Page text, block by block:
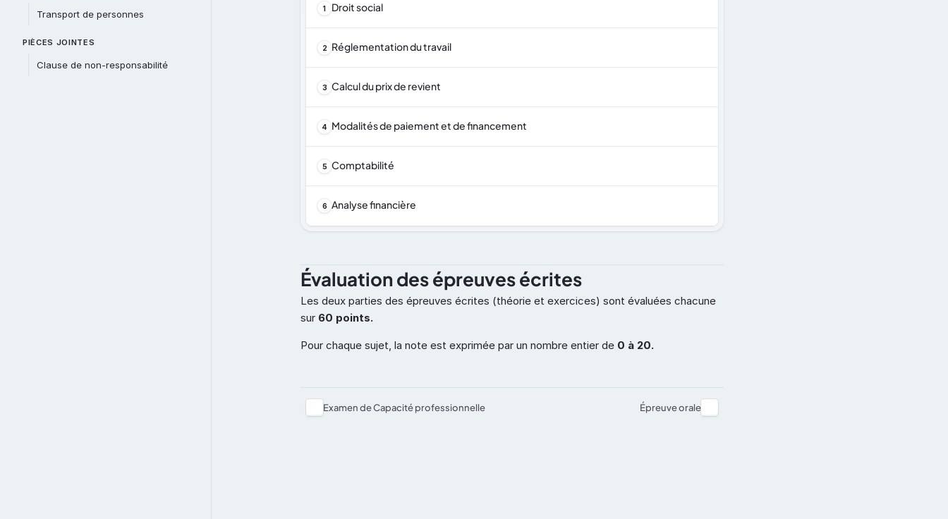
Transport de personnes
PIÈCES JOINTES
Clause de non-responsabilité
1 Droit social
2 Réglementation du travail
3 Calcul du prix de revient
4 Modalités de paiement et de financement
5 Comptabilité
6 Analyse financière
Évaluation des épreuves écrites
Les deux parties des épreuves écrites (théorie et exercices) sont évaluées chacune
sur 60 points.
Pour chaque sujet, la note est exprimée par un nombre entier de 0 à 20.
Examen de Capacité professionnelle Épreuve orale